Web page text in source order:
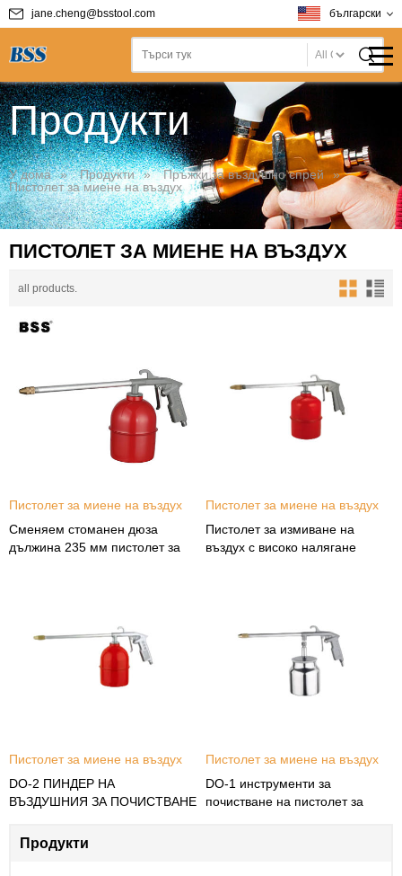
jane.cheng@bsstool.com български
Продукти
У дома » Продукти » Пръжки за въздушно спрей
»
Пистолет за миене на въздух
ПИСТОЛЕТ ЗА МИЕНЕ НА ВЪЗДУХ
all products.
Пистолет за миене на въздух
Сменяем стоманен дюза
дължина 235 мм пистолет за
Пистолет за миене на въздух
Пистолет за измиване на
въздух с високо налягане
Пистолет за миене на въздух
DO-2 ПИНДЕР НА
ВЪЗДУШНИЯ ЗА ПОЧИСТВАНЕ
Пистолет за миене на въздух
DO-1 инструменти за
почистване на пистолет за
Продукти